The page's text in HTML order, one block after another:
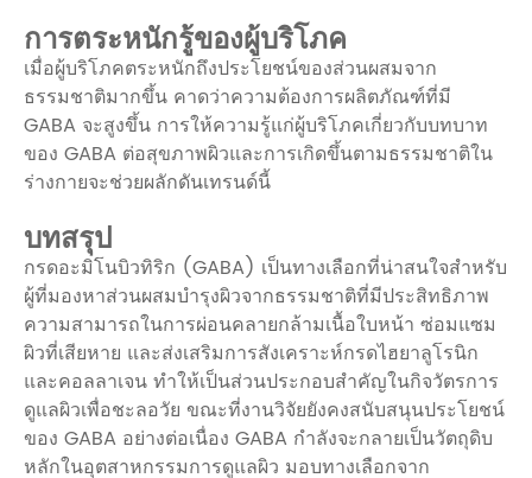
การตระหนักรู้ของผู้บริโภค
เมื่อผู้บริโภคตระหนักถึงประโยชน์ของส่วนผสมจาก
ธรรมชาติมากขึ้น คาดว่าความต้องการผลิตภัณฑ์ที่มี
GABA จะสูงขึ้น การให้ความรู้แก่ผู้บริโภคเกี่ยวกับบทบาท
ของ GABA ต่อสุขภาพผิวและการเกิดขึ้นตามธรรมชาติใน
ร่างกายจะช่วยผลักดันเทรนด์นี้
บทสรุป
กรดอะมิโนบิวทิริก (GABA) เป็นทางเลือกที่น่าสนใจสำหรับ
ผู้ที่มองหาส่วนผสมบำรุงผิวจากธรรมชาติที่มีประสิทธิภาพ
ความสามารถในการผ่อนคลายกล้ามเนื้อใบหน้า ซ่อมแซม
ผิวที่เสียหาย และส่งเสริมการสังเคราะห์กรดไฮยาลูโรนิก
และคอลลาเจน ทำให้เป็นส่วนประกอบสำคัญในกิจวัตรการ
ดูแลผิวเพื่อชะลอวัย ขณะที่งานวิจัยยังคงสนับสนุนประโยชน์
ของ GABA อย่างต่อเนื่อง GABA กำลังจะกลายเป็นวัตถุดิบ
หลักในอุตสาหกรรมการดูแลผิว มอบทางเลือกจาก